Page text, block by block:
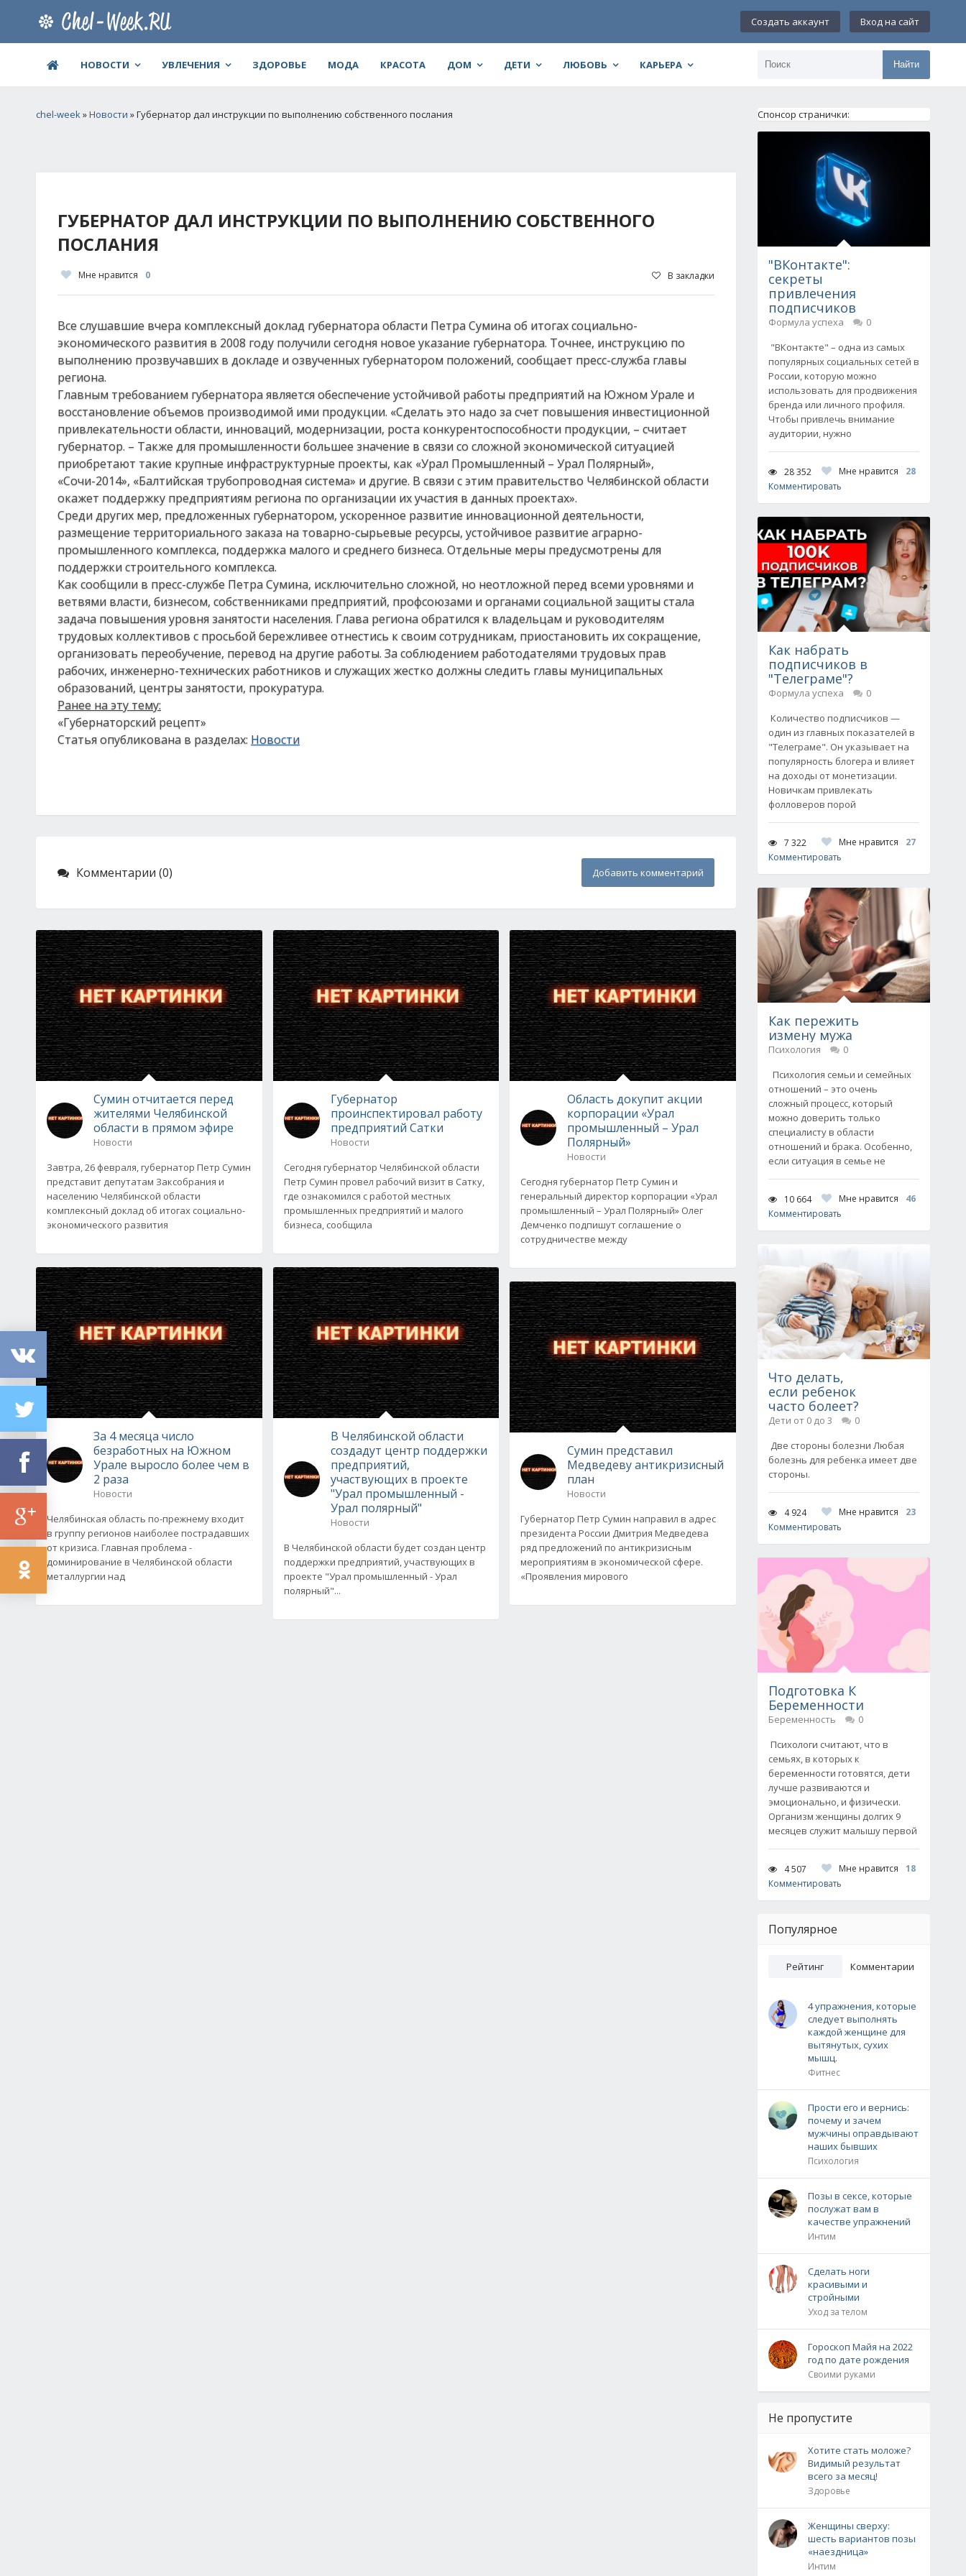
Создать аккаунт Вход на сайт
НОВОСТИ УВЛЕЧЕНИЯ ЗДОРОВЬЕ МОДА КРАСОТА ДОМ ДЕТИ ЛЮБОВЬ КАРЬЕРА Найти
chel-week»Новости » Губернатор дал инструкции по выполнению собственного послания
ГУБЕРНАТОР ДАЛ ИНСТРУКЦИИ ПО ВЫПОЛНЕНИЮ СОБСТВЕННОГО
ПОСЛАНИЯ
Мне нравится 0 В закладки
Все слушавшие вчера комплексный доклад губернатора области Петра Сумина об итогах социально-
экономического развития в 2008 году получили сегодня новое указание губернатора. Точнее, инструкцию по
выполнению прозвучавших в докладе и озвученных губернатором положений, сообщает пресс-служба главы
региона.
Главным требованием губернатора является обеспечение устойчивой работы предприятий на Южном Урале и
восстановление объемов производимой ими продукции. «Сделать это надо за счет повышения инвестиционной
привлекательности области, инноваций, модернизации, роста конкурентоспособности продукции, – считает
губернатор. – Также для промышленности большее значение в связи со сложной экономической ситуацией
приобретают такие крупные инфраструктурные проекты, как «Урал Промышленный – Урал Полярный»,
«Сочи-2014», «Балтийская трубопроводная система» и другие. В связи с этим правительство Челябинской области
окажет поддержку предприятиям региона по организации их участия в данных проектах».
Среди других мер, предложенных губернатором, ускоренное развитие инновационной деятельности,
размещение территориального заказа на товарно-сырьевые ресурсы, устойчивое развитие аграрно-
промышленного комплекса, поддержка малого и среднего бизнеса. Отдельные меры предусмотрены для
поддержки строительного комплекса.
Как сообщили в пресс-службе Петра Сумина, исключительно сложной, но неотложной перед всеми уровнями и
ветвями власти, бизнесом, собственниками предприятий, профсоюзами и органами социальной защиты стала
задача повышения уровня занятости населения. Глава региона обратился к владельцам и руководителям
трудовых коллективов с просьбой бережливее отнестись к своим сотрудникам, приостановить их сокращение,
организовать переобучение, перевод на другие работы. За соблюдением работодателями трудовых прав
рабочих, инженерно-технических работников и служащих жестко должны следить главы муниципальных
образований, центры занятости, прокуратура.
Ранее на эту тему:
«Губернаторский рецепт»
Статья опубликована в разделах: Новости
Комментарии (0) Добавить комментарий
Сумин отчитается перед
жителями Челябинской
области в прямом эфире
Новости
Завтра, 26 февраля, губернатор Петр Сумин
представит депутатам Заксобрания и
населению Челябинской области
комплексный доклад об итогах социально-
экономического развития
За 4 месяца число
безработных на Южном
Урале выросло более чем в
2 раза
Новости
Челябинская область по-прежнему входит
в группу регионов наиболее пострадавших
от кризиса. Главная проблема -
доминирование в Челябинской области
металлургии над
Губернатор
проинспектировал работу
предприятий Сатки
Новости
Сегодня губернатор Челябинской области
Петр Сумин провел рабочий визит в Сатку,
где ознакомился с работой местных
промышленных предприятий и малого
бизнеса, сообщила
В Челябинской области
создадут центр поддержки
предприятий,
участвующих в проекте
"Урал промышленный -
Урал полярный"
Новости
В Челябинской области будет создан центр
поддержки предприятий, участвующих в
проекте "Урал промышленный - Урал
полярный"...
Область докупит акции
корпорации «Урал
промышленный – Урал
Полярный»
Новости
Сегодня губернатор Петр Сумин и
генеральный директор корпорации «Урал
промышленный – Урал Полярный» Олег
Демченко подпишут соглашение о
сотрудничестве между
Сумин представил
Медведеву антикризисный
план
Новости
Губернатор Петр Сумин направил в адрес
президента России Дмитрия Медведева
ряд предложений по антикризисным
мероприятиям в экономической сфере.
«Проявления мирового
Спонсор странички:
"ВКонтакте":
секреты
привлечения
подписчиков
Формула успеха
0
"ВКонтакте" – одна из самых
популярных социальных сетей в
России, которую можно
использовать для продвижения
бренда или личного профиля.
Чтобы привлечь внимание
аудитории, нужно
28 352 Мне нравится
28
Комментировать
Как набрать
подписчиков в
"Телеграме"?
Формула успеха
0
Количество подписчиков —
один из главных показателей в
"Телеграме". Он указывает на
популярность блогера и влияет
на доходы от монетизации.
Новичкам привлекать
фолловеров порой
7 322 Мне нравится
27
Комментировать
Как пережить
измену мужа
Психология
0
Психология семьи и семейных
отношений – это очень
сложный процесс, который
можно доверить только
специалисту в области
отношений и брака. Особенно,
если ситуация в семье не
10 664 Мне нравится
46
Комментировать
Что делать,
если ребенок
часто болеет?
Дети от 0 до 3
0
Две стороны болезни Любая
болезнь для ребенка имеет две
стороны.
4 924 Мне нравится
23
Комментировать
Подготовка К
Беременности
Беременность
0
Психологи считают, что в
семьях, в которых к
беременности готовятся, дети
лучше развиваются и
эмоционально, и физически.
Организм женщины долгих 9
месяцев служит малышу первой
4 507 Мне нравится
18
Комментировать
Популярное
Рейтинг Комментарии
4 упражнения, которые
следует выполнять
каждой женщине для
вытянутых, сухих
мышц.
Фитнес
Прости его и вернись:
почему и зачем
мужчины оправдывают
наших бывших
Психология
Позы в сексе, которые
послужат вам в
качестве упражнений
Интим
Сделать ноги
красивыми и
стройными
Уход за телом
Гороскоп Майя на 2022
год по дате рождения
Своими руками
Не пропустите
Хотите стать моложе?
Видимый результат
всего за месяц!
Здоровье
Женщины сверху:
шесть вариантов позы
«наездница»
Интим